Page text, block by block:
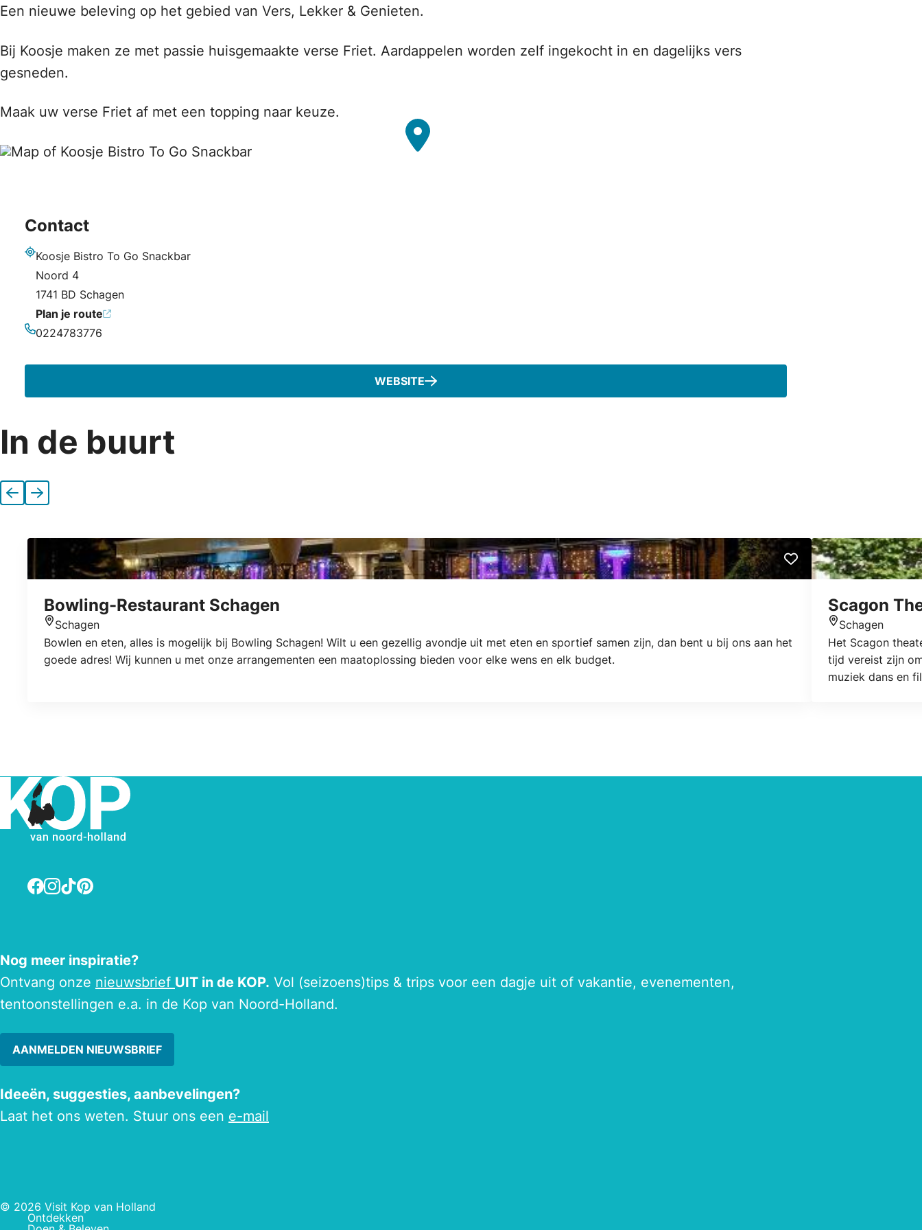
Een nieuwe beleving op het gebied van Vers, Lekker & Genieten.
Bij Koosje maken ze met passie huisgemaakte verse Friet. Aardappelen worden zelf ingekocht in en dagelijks vers
gesneden.
Maak uw verse Friet af met een topping naar keuze.
Contact
Koosje Bistro To Go Snackbar
Noord 4
1741 BD Schagen
Plan je route
0224783776
WEBSITE
In de buurt
VorigeVolgende
Bowling-Restaurant Schagen
Locatie
Schagen
Bowlen en eten, alles is mogelijk bij Bowling Schagen! Wilt u een gezellig avondje uit met eten en sportief samen zijn, dan bent u bij ons aan het
goede adres! Wij kunnen u met onze arrangementen een maatoplossing bieden voor elke wens en elk budget.
Scagon
Locatie
Schagen
Het Scagon
tijd vereist zijn
muziek dans en
Facebook
Instagram
TikTokPinterest
Nog meer inspiratie?
Ontvang onze nieuwsbrief UIT in de KOP. Vol (seizoens)tips & trips voor een dagje uit of vakantie, evenementen,
tentoonstellingen e.a. in de Kop van Noord-Holland.
AANMELDEN NIEUWSBRIEF
Ideeën, suggesties, aanbevelingen?
Laat het ons weten. Stuur ons een e-mail
© 2026 Visit Kop van Holland
Ontdekken